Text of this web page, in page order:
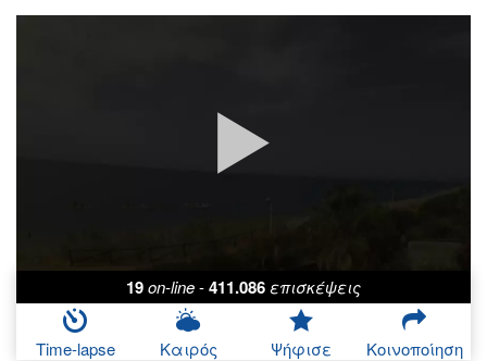
19on-line-411.086επισκέψεις
Time-lapse Καιρός Ψήφισε Κοινοποίηση